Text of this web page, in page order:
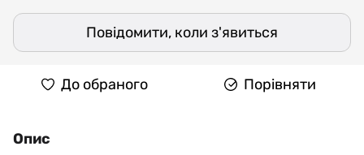
Повідомити, коли з'явиться
До обраного Порівняти
Опис